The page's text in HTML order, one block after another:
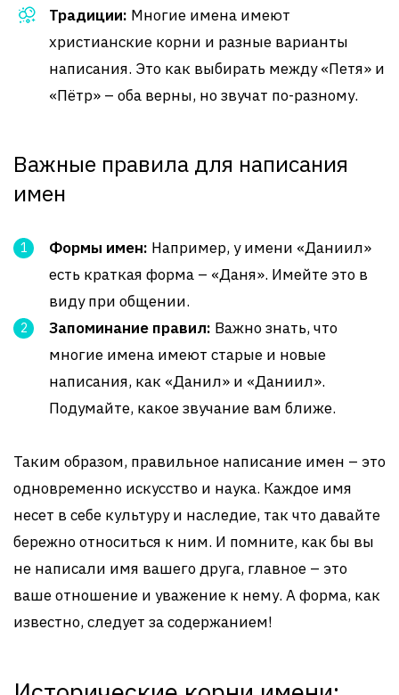
Традиции: Многие имена имеют
христианские корни и разные варианты
написания. Это как выбирать между «Петя» и
«Пётр» – оба верны, но звучат по-разному.
Важные правила для написания
имен
Формы имен: Например, у имени «Даниил»
есть краткая форма – «Даня». Имейте это в
виду при общении.
Запоминание правил: Важно знать, что
многие имена имеют старые и новые
написания, как «Данил» и «Даниил».
Подумайте, какое звучание вам ближе.
Таким образом, правильное написание имен – это
одновременно искусство и наука. Каждое имя
несет в себе культуру и наследие, так что давайте
бережно относиться к ним. И помните, как бы вы
не написали имя вашего друга, главное – это
ваше отношение и уважение к нему. А форма, как
известно, следует за содержанием!